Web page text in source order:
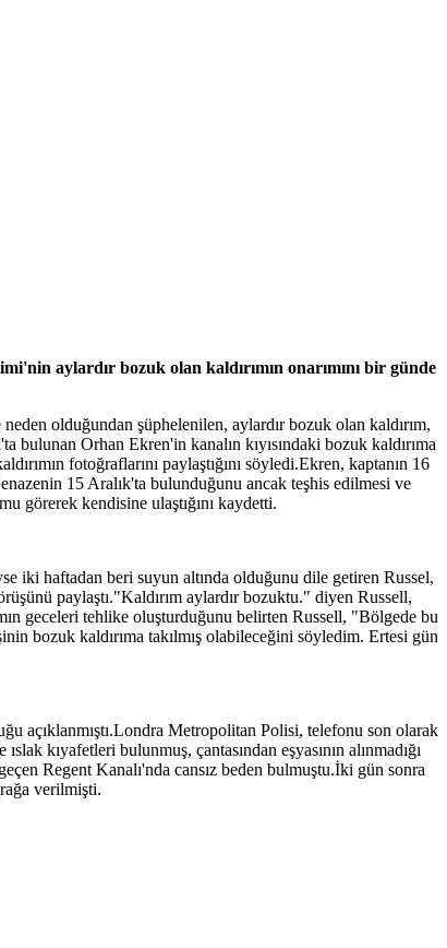
aylardır bozuk olan kaldırımın onarımını bir günde
olduğundan şüphelenilen, aylardır bozuk olan kaldırım,
Orhan Ekren'in kanalın kıyısındaki bozuk kaldırıma
fotoğraflarını paylaştığını söyledi.Ekren, kaptanın 16
15 Aralık'ta bulunduğunu ancak teşhis edilmesi ve
görerek kendisine ulaştığını kaydetti.
iki haftadan beri suyun altında olduğunu dile getiren Russel,
paylaştı."Kaldırım aylardır bozuktu." diyen Russell,
geceleri tehlike oluşturduğunu belirten Russell, "Bölgede bu
bozuk kaldırıma takılmış olabileceğini söyledim. Ertesi gün
açıklanmıştı.Londra Metropolitan Polisi, telefonu son olarak
kıyafetleri bulunmuş, çantasından eşyasının alınmadığı
Regent Kanalı'nda cansız beden bulmuştu.İki gün sonra
verilmişti.